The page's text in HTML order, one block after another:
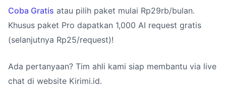
Coba Gratis atau pilih paket mulai Rp29rb/bulan.
Khusus paket Pro dapatkan 1,000 AI request gratis
(selanjutnya Rp25/request)!
Ada pertanyaan? Tim ahli kami siap membantu via live
chat di website Kirimi.id.